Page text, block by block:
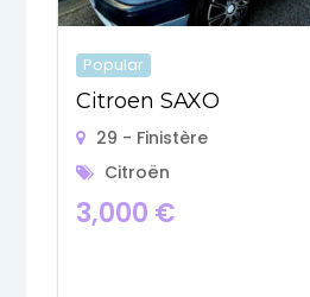
Popular
Citroen SAXO
29 - Finistère
Citroën
3,000 €